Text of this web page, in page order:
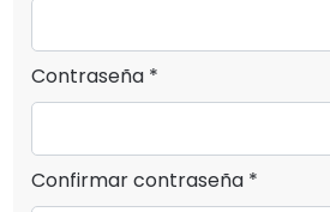
Contraseña *
Confirmar contraseña *